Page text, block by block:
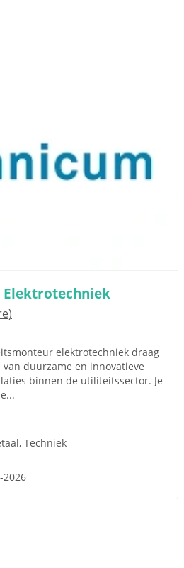
elektrotechniek draag
duurzame en innovatieve
binnen de utiliteitssector. Je
Techniek
2026